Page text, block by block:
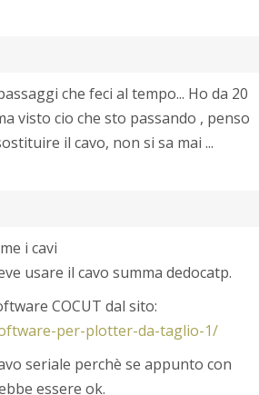
che feci al tempo... Ho da 20
visto cio che sto passando , penso
il cavo, non si sa mai ...
i cavi
usare il cavo summa dedocatp.
COCUT dal sito:
per-plotter-da-taglio-1/
seriale perchè se appunto con
essere ok.